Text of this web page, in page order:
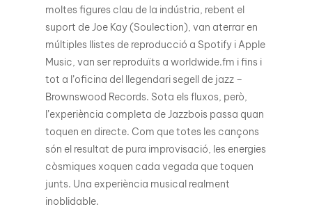
moltes figures clau de la indústria, rebent el
suport de Joe Kay (Soulection), van aterrar en
múltiples llistes de reproducció a Spotify i Apple
Music, van ser reproduïts a worldwide.fm i fins i
tot a l’oficina del llegendari segell de jazz –
Brownswood Records. Sota els fluxos, però,
l’experiència completa de Jazzbois passa quan
toquen en directe. Com que totes les cançons
són el resultat de pura improvisació, les energies
còsmiques xoquen cada vegada que toquen
junts. Una experiència musical realment
inoblidable.